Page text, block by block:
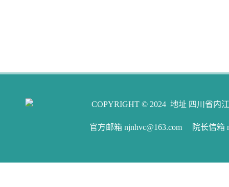
COPYRIGHT © 2024 地址 四川省内
官方邮箱 njnhvc@163.com 院长信箱